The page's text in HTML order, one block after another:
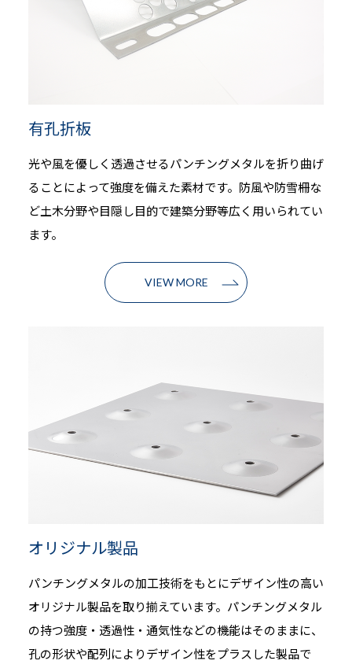
有孔折板
光や風を優しく透過させるパンチングメタルを折り曲げ
ることによって強度を備えた素材です。防風や防雪柵な
ど土木分野や目隠し目的で建築分野等広く用いられてい
ます。
VIEW MORE
オリジナル製品
パンチングメタルの加工技術をもとにデザイン性の高い
オリジナル製品を取り揃えています。パンチングメタル
の持つ強度・透過性・通気性などの機能はそのままに、
孔の形状や配列によりデザイン性をプラスした製品で